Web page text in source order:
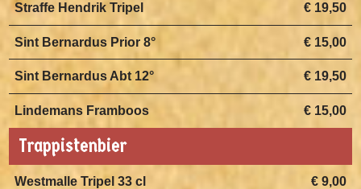
€ 19,50
Straffe Hendrik Tripel
€ 15,00
Sint Bernardus Prior 8°
€ 19,50
Sint Bernardus Abt 12°
€ 15,00
Lindemans Framboos
Trappistenbier
€ 9,00
Westmalle Tripel 33 cl